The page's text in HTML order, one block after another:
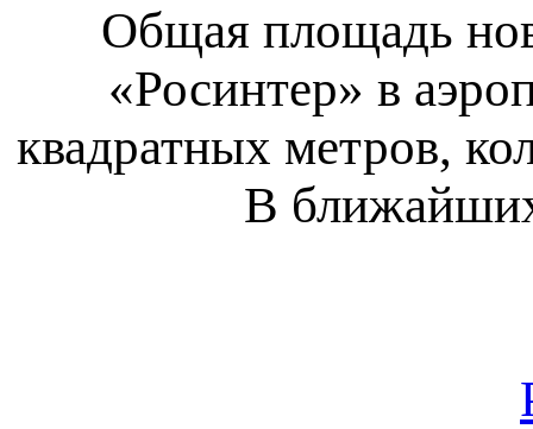
Общая площадь
«Росинтер» в
квадратных метров,
В